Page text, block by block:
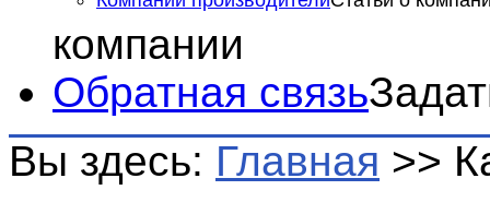
компании
Обратная связь
Вы здесь: Главная >>